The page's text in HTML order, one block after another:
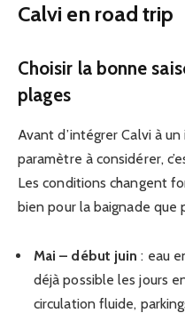
Calvi en road trip
Choisir la bonne
plages
Avant d’intégrer Calvi à
paramètre à considérer,
Les conditions changent
bien pour la baignade que
Mai – début juin : eau
déjà possible les jours
circulation fluide,